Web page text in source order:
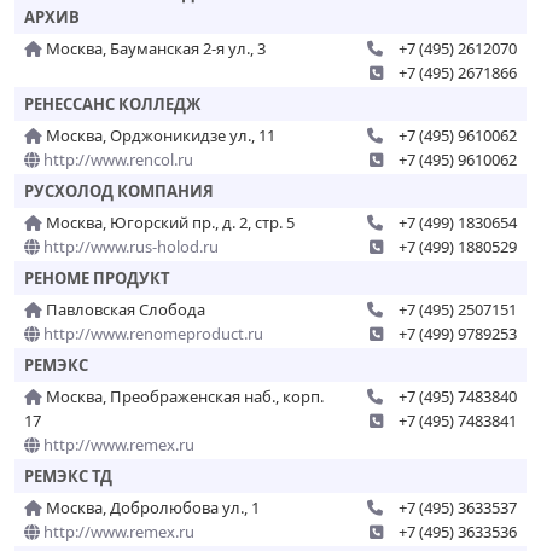
АРХИВ
Москва, Бауманская 2-я ул., 3
+7 (495) 2612070
+7 (495) 2671866
РЕНЕССАНС КОЛЛЕДЖ
Москва, Орджоникидзе ул., 11
http://www.rencol.ru
+7 (495) 9610062
+7 (495) 9610062
РУСХОЛОД КОМПАНИЯ
Москва, Югорский пр., д. 2, стр. 5
http://www.rus-holod.ru
+7 (499) 1830654
+7 (499) 1880529
РЕНОМЕ ПРОДУКТ
Павловская Слобода
http://www.renomeproduct.ru
+7 (495) 2507151
+7 (499) 9789253
РЕМЭКС
Москва, Преображенская наб., корп.
17
http://www.remex.ru
+7 (495) 7483840
+7 (495) 7483841
РЕМЭКС ТД
Москва, Добролюбова ул., 1
http://www.remex.ru
+7 (495) 3633537
+7 (495) 3633536